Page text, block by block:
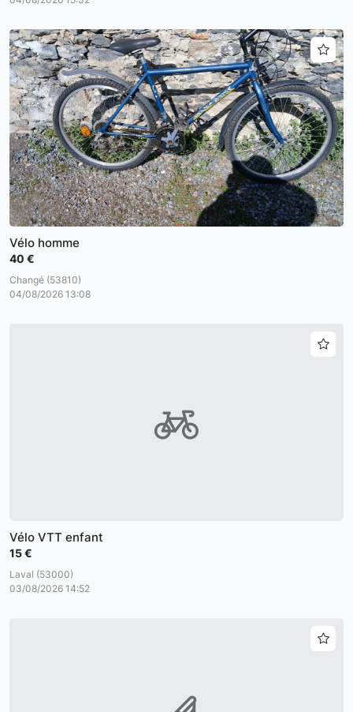
Vélo homme
40 €
Changé (53810)
04/08/2026 13:08
Vélo VTT enfant
15 €
Laval (53000)
03/08/2026 14:52